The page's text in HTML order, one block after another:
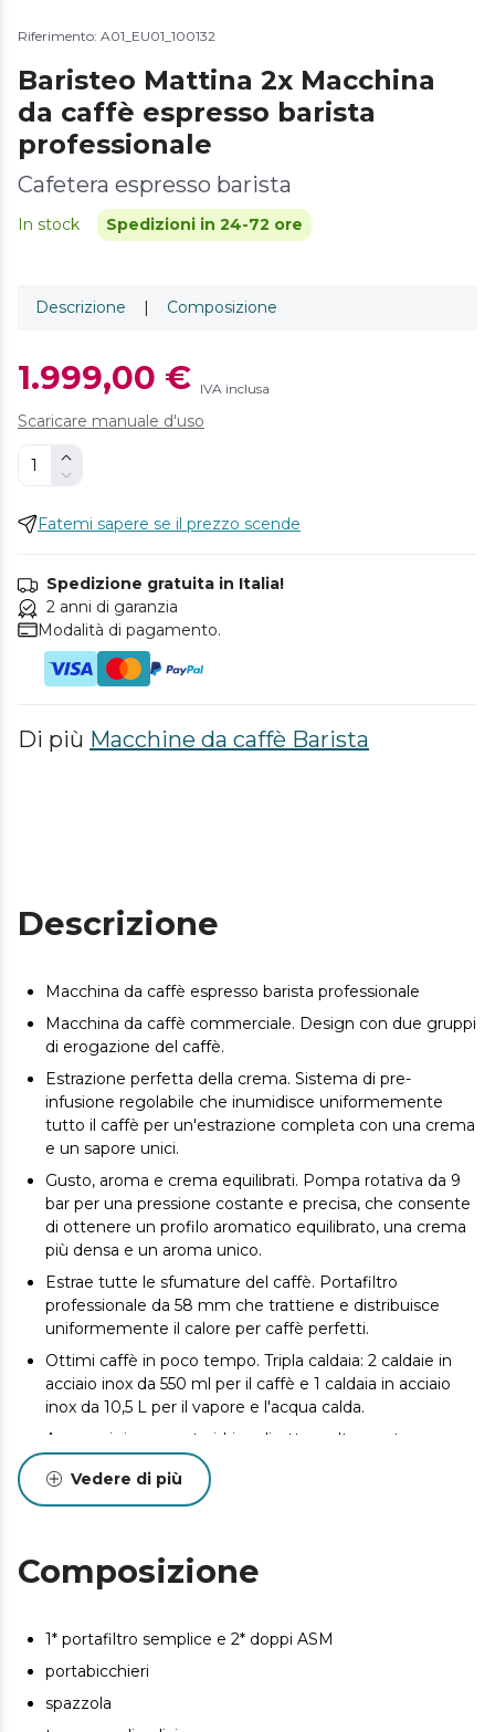
Riferimento: A01_EU01_100132
Baristeo Mattina 2x Macchina
da caffè espresso barista
professionale
Cafetera espresso barista
In stock Spedizioni in 24-72 ore
Descrizione | Composizione
1.999,00 € IVA inclusa
Scaricare manuale d'uso
Fatemi sapere se il prezzo scende
Spedizione gratuita in Italia!
2 anni di garanzia
Modalità di pagamento.
Di più Macchine da caffè Barista
Descrizione
Macchina da caffè espresso barista professionale
Macchina da caffè commerciale. Design con due gruppi
di erogazione del caffè.
Estrazione perfetta della crema. Sistema di pre-
infusione regolabile che inumidisce uniformemente
tutto il caffè per un'estrazione completa con una crema
e un sapore unici.
Gusto, aroma e crema equilibrati. Pompa rotativa da 9
bar per una pressione costante e precisa, che consente
di ottenere un profilo aromatico equilibrato, una crema
più densa e un aroma unico.
Estrae tutte le sfumature del caffè. Portafiltro
professionale da 58 mm che trattiene e distribuisce
uniformemente il calore per caffè perfetti.
Ottimi caffè in poco tempo. Tripla caldaia: 2 caldaie in
acciaio inox da 550 ml per il caffè e 1 caldaia in acciaio
inox da 10,5 L per il vapore e l'acqua calda.
Approvvigionamento idrico diretto e altamente
efficiente. Connessione all'acqua con tubi di rame, che
evitano la necessità di riempire il serbatoio dell'acqua e
richiedono una minore manutenzione grazie alla loro
Selezione precisa della temperatura di pre-infusione . Il
controllo PID consente di scegliere la temperatura di
base alla varietà di caffè in grani.
Prepara caffè con la massima precisione. Flussometro:
tazza.
Vedere di più
Composizione
1* portafiltro semplice e 2* doppi ASM
portabicchieri
spazzola